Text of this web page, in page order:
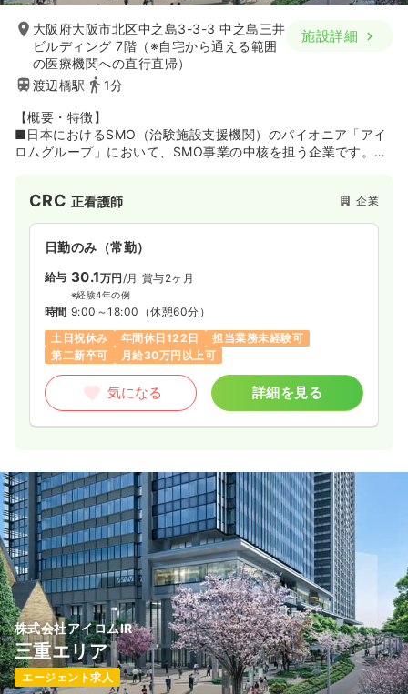
大阪府大阪市北区中之島3-3-3 中之島三井
ビルディング 7階（※自宅から通える範囲
の医療機関への直行直帰）
渡辺橋駅
1分
施設詳細
【概要・特徴】
■日本におけるSMO（治験施設支援機関）のパイオニア「アイ
ロムグループ」において、SMO事業の中核を担う企業です。同
医療事業」「メディカルサポート事業」も展開しています。
■同グループのSMO事業には、同社のほか「（株）アイロム
EC」「（株）アイロムCS」「（株）アイロムNA」などが属し
ており、従業員数や売上高は業界トップクラス。提携医療機関
の実績は2,245施設にのぼります（2020年3月時点）。
に拠点を有し、全国各地の案件を受託。生活習慣病、がん、高
齢者疾患などの領域に強みをもっています。
【職場環境】
■20代～30代の若いスタッフも多く、活気のある職場です。新
しいアイデアをどんどん受け入れ、変革していく風土がありま
■CRC（治験コーディネーター）は、主に自宅から1時間以内の
エリアにある施設を担当しています。また、同社の案件は生活
習慣病がメインのため、クリニックへの出入りが多いことが特
徴。医師との距離が近く、さまざまな話ができることも、CRC
のやりがいにつながっています。
CRC 正看護師 企業
日勤のみ（常勤）
給与 30.1万円/月 賞与2ヶ月
※経験4年の例
時間 9:00～18:00 （休憩60分）
土日祝休み
年間休日122日
担当業務未経験可
第二新卒可
月給30万円以上可
気になる 詳細を見る
株式会社アイロムIR
三重エリア
エージェント求人